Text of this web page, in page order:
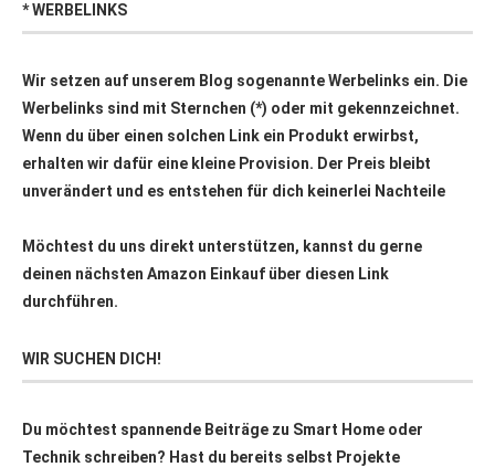
* WERBELINKS
Wir setzen auf unserem Blog sogenannte Werbelinks ein. Die
Werbelinks sind mit Sternchen (*) oder mit gekennzeichnet.
Wenn du über einen solchen Link ein Produkt erwirbst,
erhalten wir dafür eine kleine Provision. Der Preis bleibt
unverändert und es entstehen für dich keinerlei Nachteile
Möchtest du uns direkt unterstützen, kannst du gerne
deinen nächsten Amazon Einkauf über diesen Link
durchführen.
WIR SUCHEN DICH!
Du möchtest spannende Beiträge zu Smart Home oder
Technik schreiben? Hast du bereits selbst Projekte